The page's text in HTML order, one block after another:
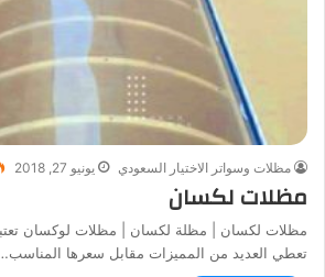
مظلات وسواتر الاختيار السعودي يونيو 27, 2018
مظلات لكسان
مظلات لكسان | مظلة لكسان | مظلات لوكسان تعتبر
تعطي العديد من المميزات مقابل سعرها